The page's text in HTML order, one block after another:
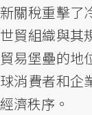
新關稅重擊了
世貿組織與其
貿易堡壘的地
球消費者和企
經濟秩序。